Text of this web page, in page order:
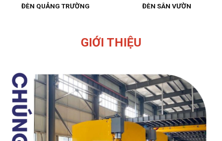
ĐÈN QUẢNG TRƯỜNG ĐÈN SÂN VƯỜN
GIỚI THIỆU